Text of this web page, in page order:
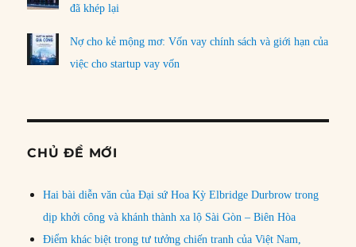
đã khép lại
Nợ cho kẻ mộng mơ: Vốn vay chính sách và giới hạn của
việc cho startup vay vốn
CHỦ ĐỀ MỚI
Hai bài diễn văn của Đại sứ Hoa Kỳ Elbridge Durbrow trong
dịp khởi công và khánh thành xa lộ Sài Gòn – Biên Hòa
Điểm khác biệt trong tư tưởng chiến tranh của Việt Nam,